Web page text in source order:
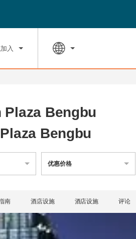
入
Bengbu
Bengbu
优惠价格
南 酒店设施 酒店设施 评论